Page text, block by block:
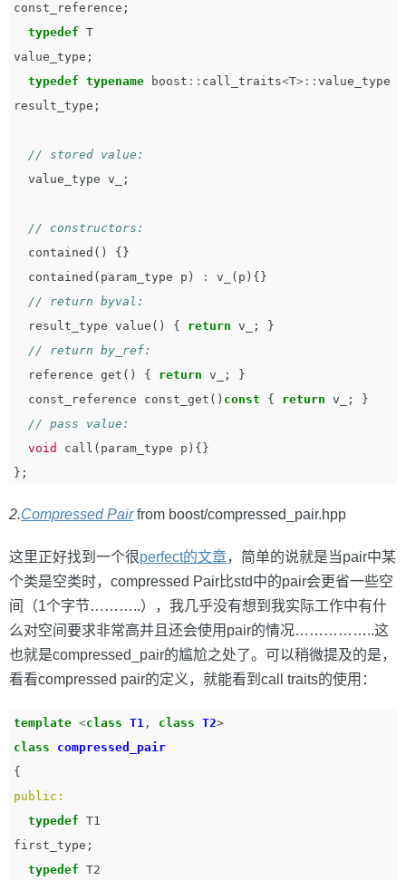
const_reference ;
typedef T
value_type ;
typedef typename boost :: call_traits<T>:: value_type
result_type ;
// stored value:
value_type v_ ;
// constructors:
contained ()
{}
contained ( param_type p ) : v_ ( p ){}
// return byval:
result_type value () { return v_ ;
}
// return by_ref:
reference get () { return v_ ;
}
const_reference
const_get () const { return v_ ;
}
// pass value:
void
call ( param_type p ){}
};
2.Compressed Pairfrom boost/compressed_pair.hpp
这里正好找到一个很perfect的文章，简单的说就是当pair中某
个类是空类时，compressed Pair比std中的pair会更省一些空
间（1个字节………..），我几乎没有想到我实际工作中有什
么对空间要求非常高并且还会使用pair的情况……………..这
也就是compressed_pair的尴尬之处了。可以稍微提及的是，
看看compressed pair的定义，就能看到call traits的使用：
template <class T1 , class T2>
class
compressed_pair
{
public:
typedef T1
first_type ;
typedef T2